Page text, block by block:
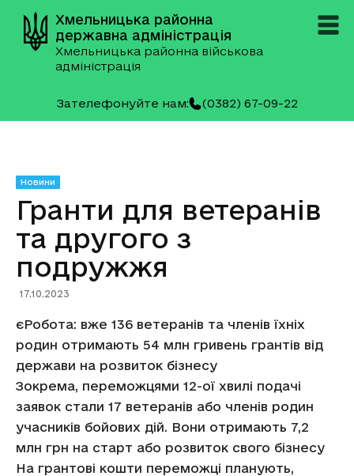
Хмельницька районна
державна адміністрація
Хмельницька районна військова
адміністрація
Зателефонуйте нам: (0382) 67-09-22
Новини
Гранти для ветеранів
та другого з
подружжя
17.10.2023
єРобота: вже 136 ветеранів та членів їхніх
родин отримають 54 млн гривень грантів від
держави на розвиток бізнесу
Зокрема, переможцями 12-ої хвилі подачі
заявок стали 17 ветеранів або членів родин
учасників бойових дій. Вони отримають 7,2
млн грн на старт або розвиток свого бізнесу
На грантові кошти переможці планують,